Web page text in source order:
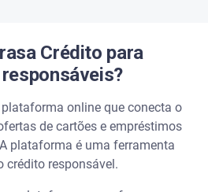
Crédito para
online que conecta o
de cartões e empréstimos
plataforma é uma ferramenta
crédito responsável.